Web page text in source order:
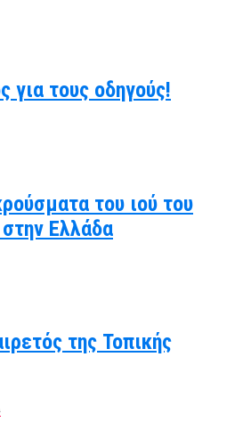
για τους οδηγούς!
του ιού του
Ελλάδα
της Τοπικής